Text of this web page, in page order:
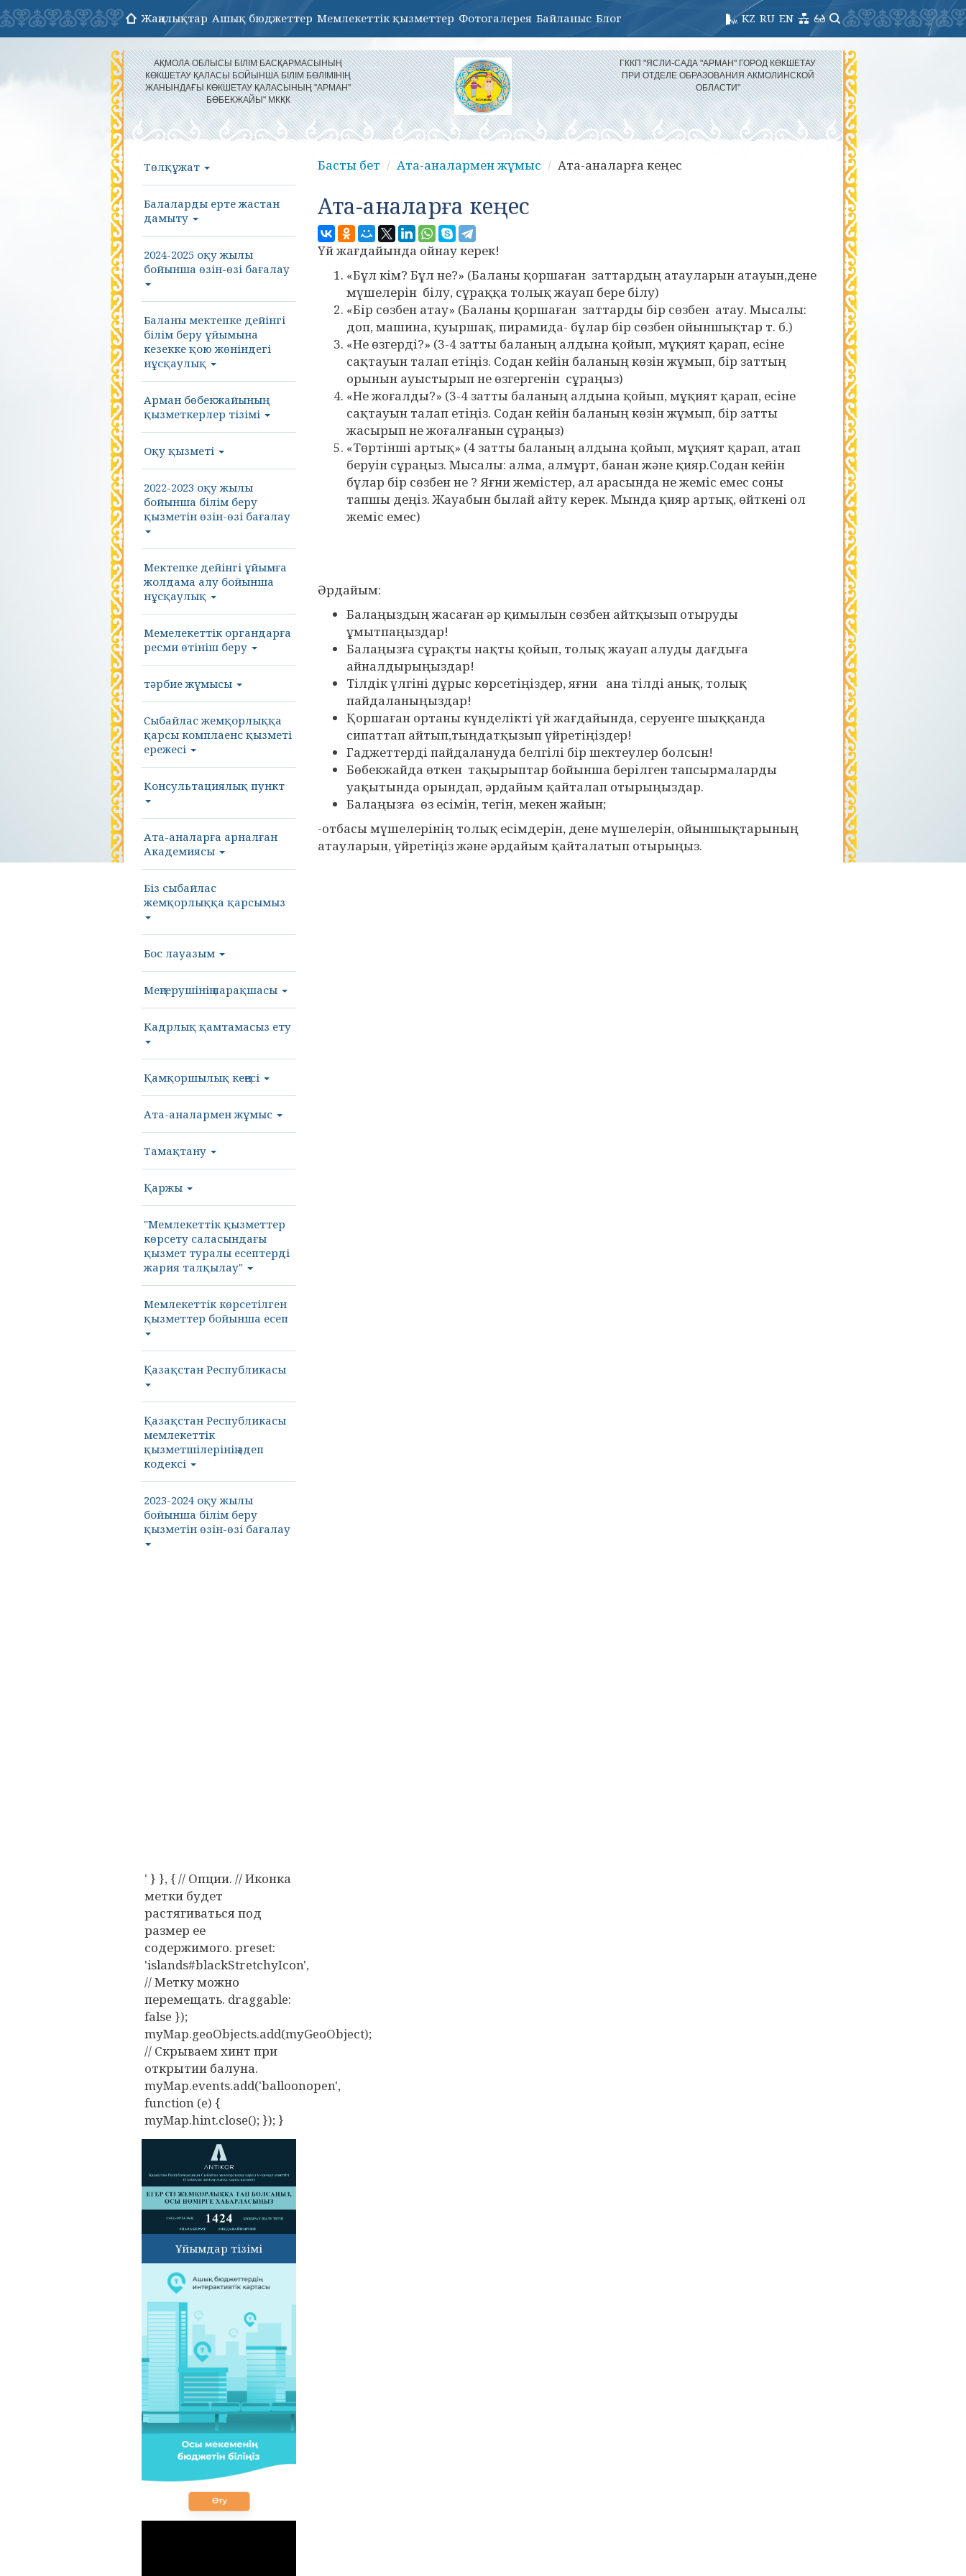
Жаңалықтар Ашық бюджеттер Мемлекеттік қызметтер Фотогалерея Байланыс Блог EN
RU
KZ
АҚМОЛА ОБЛЫСЫ БІЛІМ БАСҚАРМАСЫНЫҢ
КӨКШЕТАУ ҚАЛАСЫ БОЙЫНША БІЛІМ БӨЛІМІНІҢ
ЖАНЫНДАҒЫ КӨКШЕТАУ ҚАЛАСЫНЫҢ "АРМАН"
БӨБЕКЖАЙЫ" МКҚК
ГККП "ЯСЛИ-САДА "АРМАН" ГОРОД КӨКШЕТАУ
ПРИ ОТДЕЛЕ ОБРАЗОВАНИЯ АКМОЛИНСКОЙ
ОБЛАСТИ"
Төлқұжат
Балаларды ерте жастан
дамыту
2024-2025 оқу жылы
бойынша өзін-өзі бағалау
Баланы мектепке дейінгі
білім беру ұйымына
кезекке қою жөніндегі
нұсқаулық
Арман бөбекжайының
қызметкерлер тізімі
Оқу қызметі
2022-2023 оқу жылы
бойынша білім беру
қызметін өзін-өзі бағалау
Мектепке дейінгі ұйымға
жолдама алу бойынша
нұсқаулық
Мемелекеттік органдарға
ресми өтініш беру
тәрбие жұмысы
Cыбайлас жемқорлыққа
қарсы комплаенс қызметі
ережесі
Консультациялық пункт
Ата-аналарға арналған
Академиясы
Біз сыбайлас
жемқорлыққа қарсымыз
Бос лауазым
Меңгерушінің парақшасы
Кадрлық қамтамасыз ету
Қамқоршылық кеңесі
Ата-аналармен жұмыс
Тамақтану
Қаржы
"Мемлекеттік қызметтер
көрсету саласындағы
қызмет туралы есептерді
жария талқылау"
Мемлекеттік көрсетілген
қызметтер бойынша есеп
Қазақстан Республикасы
Қазақстан Республикасы
мемлекеттік
қызметшілерінің әдеп
кодексі
2023-2024 оқу жылы
бойынша білім беру
қызметін өзін-өзі бағалау
' } }, { // Опции. // Иконка
метки будет
растягиваться под
размер ее
содержимого. preset:
'islands#blackStretchyIcon',
// Метку можно
перемещать. draggable:
false });
myMap.geoObjects.add(myGeoObject);
// Скрываем хинт при
открытии балуна.
myMap.events.add('balloonopen',
function (e) {
myMap.hint.close(); }); }
Ұйымдар тізімі
Басты бет Ата-аналармен жұмыс Ата-аналарға кеңес
Ата-аналарға кеңес
Үй жағдайында ойнау керек!
«Бұл кім? Бұл не?» (Баланы қоршаған заттардың атауларын атауын,дене
мүшелерін білу, сұраққа толық жауап бере білу)
«Бір сөзбен атау» (Баланы қоршаған заттарды бір сөзбен атау. Мысалы:
доп, машина, қуыршақ, пирамида- бұлар бір сөзбен ойыншықтар т. б.)
«Не өзгерді?» (3-4 затты баланың алдына қойып, мұқият қарап, есіне
сақтауын талап етіңіз. Содан кейін баланың көзін жұмып, бір заттың
орынын ауыстырып не өзгергенін сұраңыз)
«Не жоғалды?» (3-4 затты баланың алдына қойып, мұқият қарап, есіне
сақтауын талап етіңіз. Содан кейін баланың көзін жұмып, бір затты
жасырып не жоғалғанын сұраңыз)
«Төртінші артық» (4 затты баланың алдына қойып, мұқият қарап, атап
беруін сұраңыз. Мысалы: алма, алмұрт, банан және қияр.Содан кейін
бұлар бір сөзбен не ? Яғни жемістер, ал арасында не жеміс емес соны
тапшы деңіз. Жауабын былай айту керек. Мында қияр артық, өйткені ол
жеміс емес)
Әрдайым:
Балаңыздың жасаған әр қимылын сөзбен айтқызып отыруды
ұмытпаңыздар!
Балаңызға сұрақты нақты қойып, толық жауап алуды дағдыға
айналдырыңыздар!
Тілдік үлгіні дұрыс көрсетіңіздер, яғни ана тілді анық, толық
пайдаланыңыздар!
Қоршаған ортаны күнделікті үй жағдайында, серуенге шыққанда
сипаттап айтып,тыңдатқызып үйретіңіздер!
Гаджеттерді пайдалануда белгілі бір шектеулер болсын!
Бөбекжайда өткен тақырыптар бойынша берілген тапсырмаларды
уақытында орындап, әрдайым қайталап отырыңыздар.
Балаңызға өз есімін, тегін, мекен жайын;
-отбасы мүшелерінің толық есімдерін, дене мүшелерін, ойыншықтарының
атауларын, үйретіңіз және әрдайым қайталатып отырыңыз.